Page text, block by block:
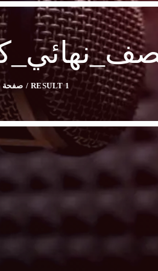
1 RESULT / صفحة 1 من 1